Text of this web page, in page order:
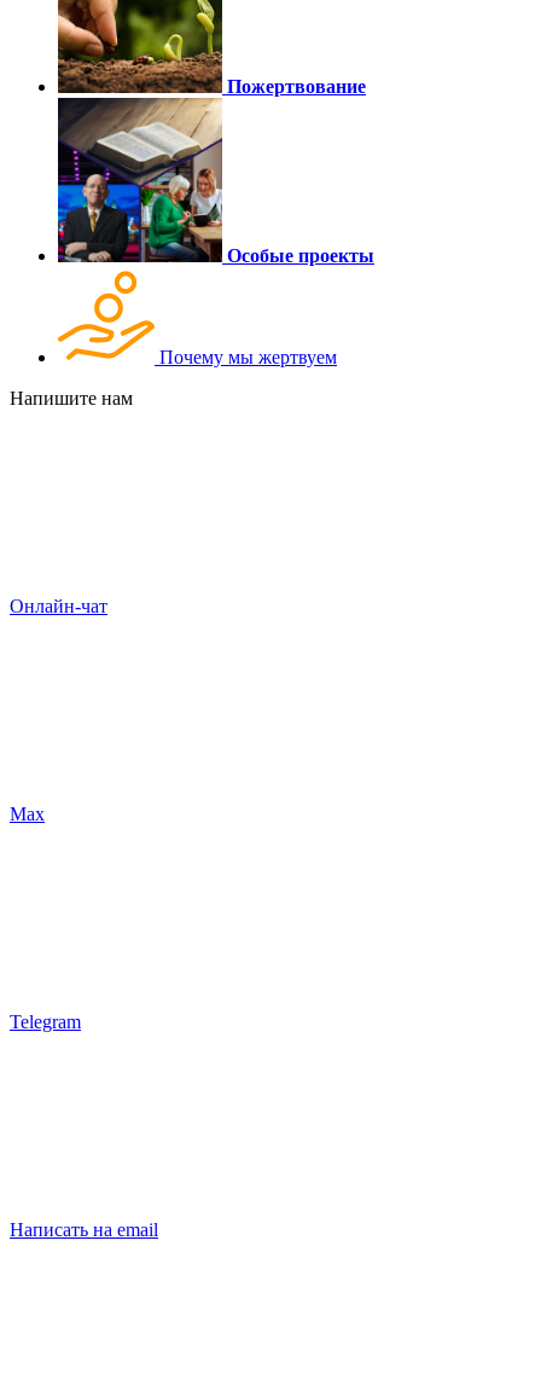
Пожертвование
Особые проекты
Почему мы жертвуем
Напишите нам
Онлайн-чат
Max
Telegram
Написать на email